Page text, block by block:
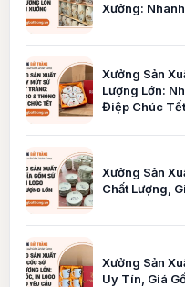
Xưởng:
Xưởng Sản
Lượng Lớn:
Điệp Chúc Tết
Xưởng Sản
Chất Lượng,
Xưởng Sản
Uy Tín, Giá